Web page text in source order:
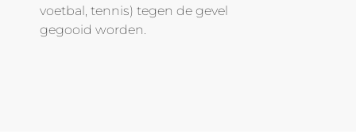
voetbal, tennis) tegen de gevel
gegooid worden.